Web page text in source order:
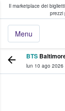
Il marketplace dei
prezzi
Menu
fan
BTS
lun 10 ago 2026